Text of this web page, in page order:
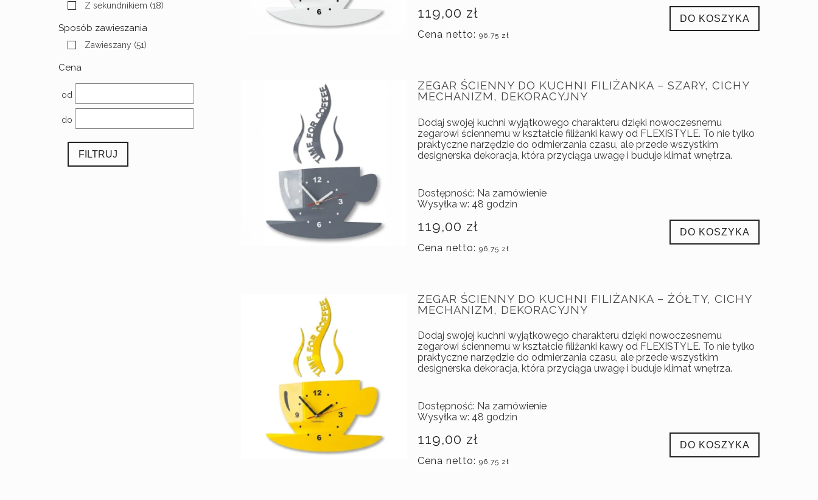
Z sekundnikiem (18)
Sposób zawieszania
Zawieszany (51)
Cena
od
do
FILTRUJ
119,00 zł
Cena netto:96,75 zł
DO KOSZYKA
ZEGAR ŚCIENNY DO KUCHNI FILIŻANKA – SZARY, CICHY
MECHANIZM, DEKORACYJNY
Dodaj swojej kuchni wyjątkowego charakteru dzięki nowoczesnemu
zegarowi ściennemu w kształcie filiżanki kawy od FLEXISTYLE. To nie tylko
praktyczne narzędzie do odmierzania czasu, ale przede wszystkim
designerska dekoracja, która przyciąga uwagę i buduje klimat wnętrza.
Dostępność: Na zamówienie
Wysyłka w: 48 godzin
119,00 zł
Cena netto:96,75 zł
DO KOSZYKA
ZEGAR ŚCIENNY DO KUCHNI FILIŻANKA – ŻÓŁTY, CICHY
MECHANIZM, DEKORACYJNY
Dodaj swojej kuchni wyjątkowego charakteru dzięki nowoczesnemu
zegarowi ściennemu w kształcie filiżanki kawy od FLEXISTYLE. To nie tylko
praktyczne narzędzie do odmierzania czasu, ale przede wszystkim
designerska dekoracja, która przyciąga uwagę i buduje klimat wnętrza.
Dostępność: Na zamówienie
Wysyłka w: 48 godzin
119,00 zł
Cena netto:96,75 zł
DO KOSZYKA